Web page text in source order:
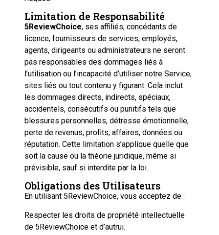
Limitation de Responsabilité
5ReviewChoice, ses affiliés, concédants de
licence, fournisseurs de services, employés,
agents, dirigeants ou administrateurs ne seront
pas responsables des dommages liés à
l’utilisation ou l’incapacité d’utiliser notre Service,
sites liés ou tout contenu y figurant. Cela inclut
les dommages directs, indirects, spéciaux,
accidentels, consécutifs ou punitifs tels que
blessures personnelles, détresse émotionnelle,
perte de revenus, profits, affaires, données ou
réputation. Cette limitation s’applique quelle que
soit la cause ou la théorie juridique, même si
prévisible, sauf si interdite par la loi.
Obligations des Utilisateurs
En utilisant 5ReviewChoice, vous acceptez de :
Respecter les droits de propriété intellectuelle
de 5ReviewChoice et d’autrui.